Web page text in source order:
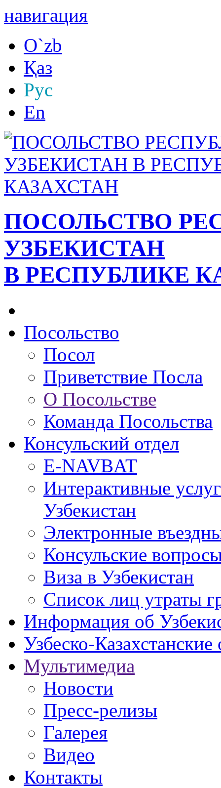
навигация
O`zb
Қаз
Рус
En
ПОСОЛЬСТВО
УЗБЕКИСТАН
В РЕСПУБЛИКЕ
Посольство
Посол
Приветствие Посла
О Посольстве
Команда Посольства
Консульский отдел
E-NAVBAT
Интерактивные
Узбекистан
Электронные
Консульские
Виза в Узбекистан
Список лиц утраты
Информация об
Узбеско-
Мультимедиа
Новости
Пресс-релизы
Галерея
Видео
Контакты